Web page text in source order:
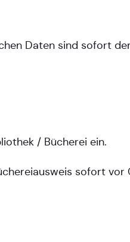
Daten sind sofort
/ Bücherei ein.
sofort